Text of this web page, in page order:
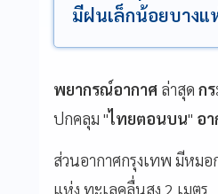
มีฝนเล็กน้อยบางแ
พยากรณ์อากาศ ล่าสุด ก
ปกคลุม "ไทยตอนบน" อ
ส่วนอากาศกรุงเทพ มีหม
แห่ง ทะเลคลื่นสูง 2 เมตร